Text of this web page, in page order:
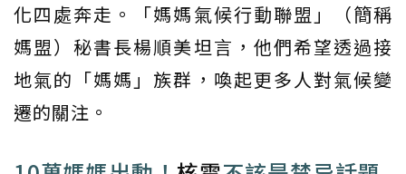
化四處奔走。「媽媽氣候行動聯盟」（簡稱
媽盟）秘書長楊順美坦言，他們希望透過接
地氣的「媽媽」族群，喚起更多人對氣候變
遷的關注。